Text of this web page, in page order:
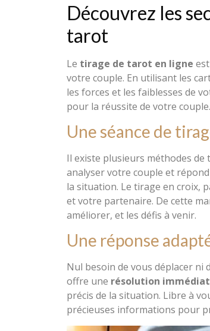
Découvrez les
tarot
Le tirage de tarot en ligne
votre couple. En utilisant les
les forces et les faiblesses de
pour la réussite de votre couple.
Une séance de
Il existe plusieurs méthodes
analyser votre couple et
la situation. Le tirage en croix,
et votre partenaire. De cette
améliorer, et les défis à venir.
Une réponse
Nul besoin de vous déplacer ni
offre une résolution
précis de la situation. Libre à
précieuses informations pour